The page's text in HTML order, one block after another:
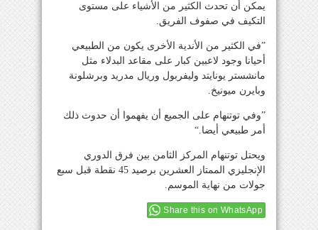
يمكن أن تحدث الكثير من الأشياء على مستوى
التكيف في صفوف الفريق.
”في الكثير من الأندية الأخرى يكون من الطبيعي
أحيانا وجود لاعبين كبار على مقاعد البدلاء مثل
مانشستر يونايتد وليفربول وريال مدريد وبرشلونة
وبايرن ميونيخ.
”وفي توتنهام على الجميع أن يفهموا أن حدوث ذلك
أمر طبيعي أيضا.“
ويحتل توتنهام المركز الثامن بين فرق الدوري
الإنجليزي الممتاز العشرين برصيد 45 نقطة قبل سبع
جولات من نهاية الموسم.
Share this on WhatsApp